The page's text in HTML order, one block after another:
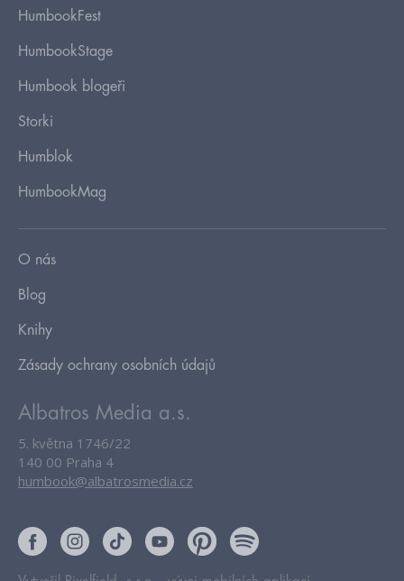
HumbookFest
HumbookStage
Humbook blogeři
Storki
Humblok
HumbookMag
O nás
Blog
Knihy
Zásady ochrany osobních údajů
Albatros Media a.s.
5. května 1746/22
140 00 Praha 4
humbook@albatrosmedia.cz